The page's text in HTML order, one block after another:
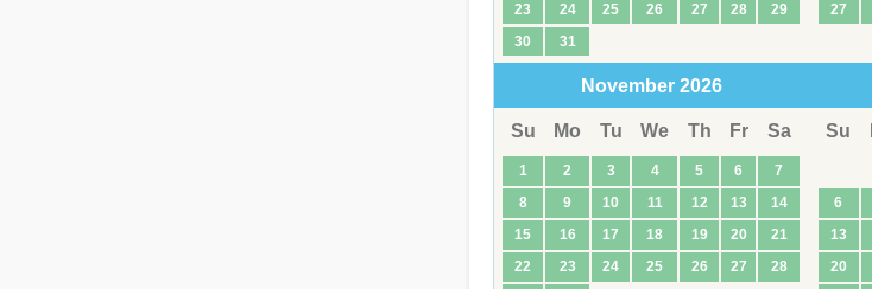
23
24 25 26 27 28
29
30
31
27
November 2026
Su Mo Tu We Th Fr Sa
1 2 3 4 5 6
7
8
9 10 11 12 13
14
15
16 17 18 19 20
21
22
23 24 25 26 27
28
Su
6
13
20